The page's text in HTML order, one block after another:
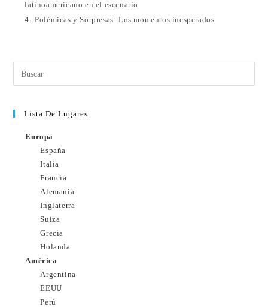
latinoamericano en el escenario
4. Polémicas y Sorpresas: Los momentos inesperados
Lista De Lugares
Europa
España
Italia
Francia
Alemania
Inglaterra
Suiza
Grecia
Holanda
América
Argentina
EEUU
Perú